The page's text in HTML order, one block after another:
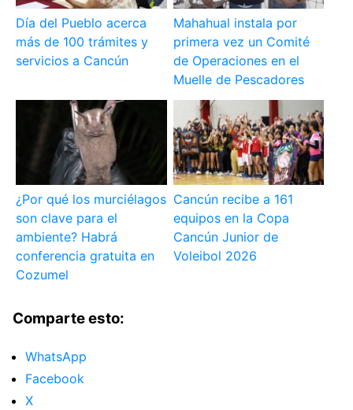
Día del Pueblo acerca
más de 100 trámites y
servicios a Cancún
Mahahual instala por
primera vez un Comité
de Operaciones en el
Muelle de Pescadores
¿Por qué los murciélagos
son clave para el
ambiente? Habrá
conferencia gratuita en
Cozumel
Cancún recibe a 161
equipos en la Copa
Cancún Junior de
Voleibol 2026
Comparte esto:
WhatsApp
Facebook
X